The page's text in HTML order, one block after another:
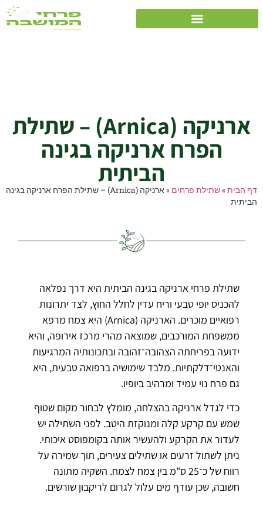
ארניקה (Arnica) – שתילת
הפרח ארניקה בגינה
הביתית
דף הבית»שתילת פרחים »
ארניקה (Arnica) – שתילת הפרח ארניקה בגינה
הביתית
שתילת פרחי ארניקה בגינה הביתית היא דרך נפלאה
להכניס יופי טבעי וריח עדין לחלל החוץ, לצד יתרונות
רפואיים מוכרים. הארניקה (Arnica) היא צמח מרפא
ממשפחת המורכבים, שמוצאה מהרי מרכז אירופה, והיא
ידועה בפריחתה הצהובה־זהובה ובתכונותיה המרגיעות
והאנטי־דלקתיות. מלבד שימושיה ברפואה טבעית, היא
גם פרח נוי עמיד ומרהיב ביופיו.
כדי לגדל ארניקה בהצלחה, מומלץ לבחור מקום שטוף
שמש עם קרקע קלה ומנוקזת היטב. לפני השתילה יש
לעדור את הקרקע ולהעשיר אותה בקומפוסט איכותי.
ניתן לשתול זרעים או שתילים צעירים, תוך שמירה על
רווח של כ־25 ס"מ בין צמח לצמח. השקיה מתונה
חשובה, שכן עודף מים עלול לגרום לריקבון שורשים.